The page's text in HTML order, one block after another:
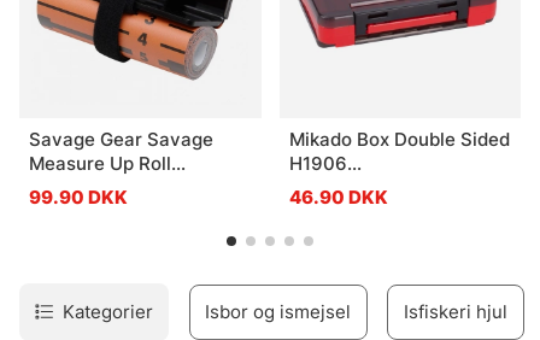
Savage Gear Savage
Measure Up Roll
8x130cm
99.90 DKK
Mikado Box Double Sided
H1906
(17,5x10,5x3,8cm)
46.90 DKK
Kategorier Isbor og ismejsel Isfiskeri hjul